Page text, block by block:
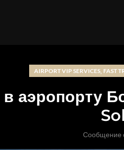
AIRPORT VIP SERVICES, FAST
в аэропорту
Сообщение